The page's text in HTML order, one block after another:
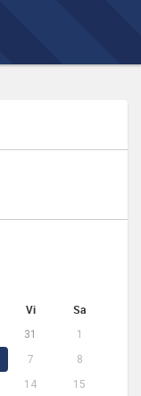
Vi Sa
31
1
7
8
14
15